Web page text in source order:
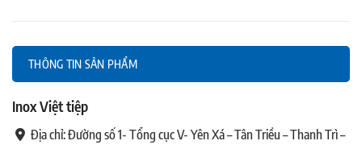
THÔNG TIN SẢN PHẨM
Inox Việt tiệp
Địa chỉ: Đường số 1- Tổng cục V- Yên Xá – Tân Triều – Thanh Trì –